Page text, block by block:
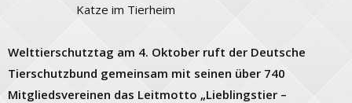
Katze im Tierheim
Welttierschutztag am 4. Oktober ruft der Deutsche
Tierschutzbund gemeinsam mit seinen über 740
Mitgliedsvereinen das Leitmotto „Lieblingstier –